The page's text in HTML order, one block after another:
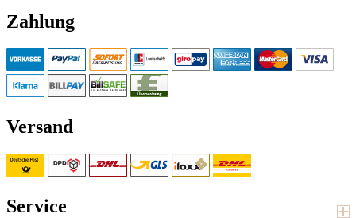
Zahlung
Versand
Service